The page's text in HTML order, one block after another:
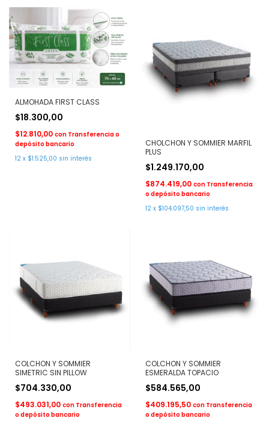
ALMOHADA FIRST CLASS
$18.300,00
$12.810,00 con Transferencia o
depósito bancario
12 x $1.525,00 sin interés
CHOLCHON Y SOMMIER MARFIL
PLUS
$1.249.170,00
$874.419,00 con Transferencia
o depósito bancario
12 x $104.097,50 sin interés
COLCHON Y SOMMIER
SIMETRIC SIN PILLOW
$704.330,00
$493.031,00 con Transferencia
o depósito bancario
COLCHON Y SOMMIER
ESMERALDA TOPACIO
$584.565,00
$409.195,50 con Transferencia
o depósito bancario